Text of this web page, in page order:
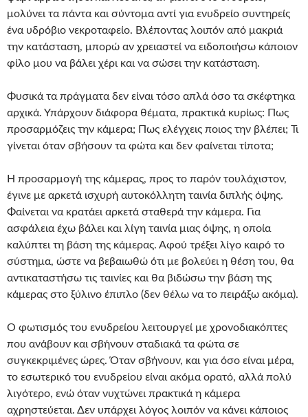
μολύνει τα πάντα και σύντομα αντί για ενυδρείο συντηρείς
ένα υδρόβιο νεκροταφείο. Βλέποντας λοιπόν από μακριά
την κατάσταση, μπορώ αν χρειαστεί να ειδοποιήσω κάποιον
φίλο μου να βάλει χέρι και να σώσει την κατάσταση.
Φυσικά τα πράγματα δεν είναι τόσο απλά όσο τα σκέφτηκα
αρχικά. Υπάρχουν διάφορα θέματα, πρακτικά κυρίως: Πως
προσαρμόζεις την κάμερα; Πως ελέγχεις ποιος την βλέπει; Τι
γίνεται όταν σβήσουν τα φώτα και δεν φαίνεται τίποτα;
Η προσαρμογή της κάμερας, προς το παρόν τουλάχιστον,
έγινε με αρκετά ισχυρή αυτοκόλλητη ταινία διπλής όψης.
Φαίνεται να κρατάει αρκετά σταθερά την κάμερα. Για
ασφάλεια έχω βάλει και λίγη ταινία μιας όψης, η οποία
καλύπτει τη βάση της κάμερας. Αφού τρέξει λίγο καιρό το
σύστημα, ώστε να βεβαιωθώ ότι με βολεύει η θέση του, θα
αντικαταστήσω τις ταινίες και θα βιδώσω την βάση της
κάμερας στο ξύλινο έπιπλο (δεν θέλω να το πειράξω ακόμα).
Ο φωτισμός του ενυδρείου λειτουργεί με χρονοδιακόπτες
που ανάβουν και σβήνουν σταδιακά τα φώτα σε
συγκεκριμένες ώρες. Όταν σβήνουν, και για όσο είναι μέρα,
το εσωτερικό του ενυδρείου είναι ακόμα ορατό, αλλά πολύ
λιγότερο, ενώ όταν νυχτώνει πρακτικά η κάμερα
αχρηστεύεται. Δεν υπάρχει λόγος λοιπόν να κάνει κάποιος